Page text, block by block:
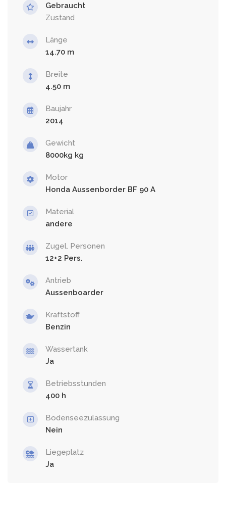
Gebraucht
Zustand
Länge
14.70
Breite
4.50
Baujahr
2014
Gewicht
8000kg
Motor
Honda Aussenborder BF 90 A
Material
andere
Zugel. Personen
12+2
Antrieb
Aussenboarder
Kraftstoff
Benzin
Wassertank
Ja
Betriebsstunden
400
Bodenseezulassung
Nein
Liegeplatz
Ja